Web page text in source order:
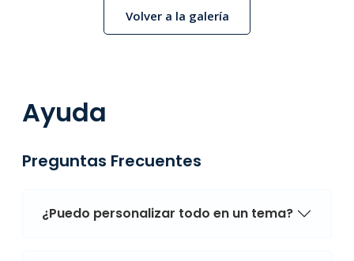
Volver a la galería
Ayuda
Preguntas Frecuentes
¿Puedo personalizar todo en un tema?